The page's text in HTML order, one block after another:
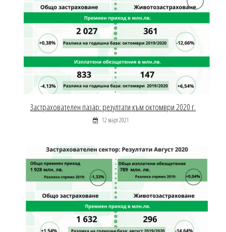
Застрахователен пазар: резултати към октомври 2020 г.
12 март 2021